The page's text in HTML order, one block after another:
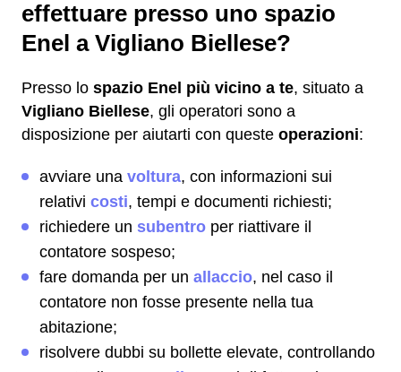
effettuare presso uno spazio
Enel a Vigliano Biellese?
Presso lo spazio Enel più vicino a te, situato a
Vigliano Biellese, gli operatori sono a
disposizione per aiutarti con queste operazioni:
avviare una voltura, con informazioni sui
relativi costi, tempi e documenti richiesti;
richiedere un subentro per riattivare il
contatore sospeso;
fare domanda per un allaccio, nel caso il
contatore non fosse presente nella tua
abitazione;
risolvere dubbi su bollette elevate, controllando